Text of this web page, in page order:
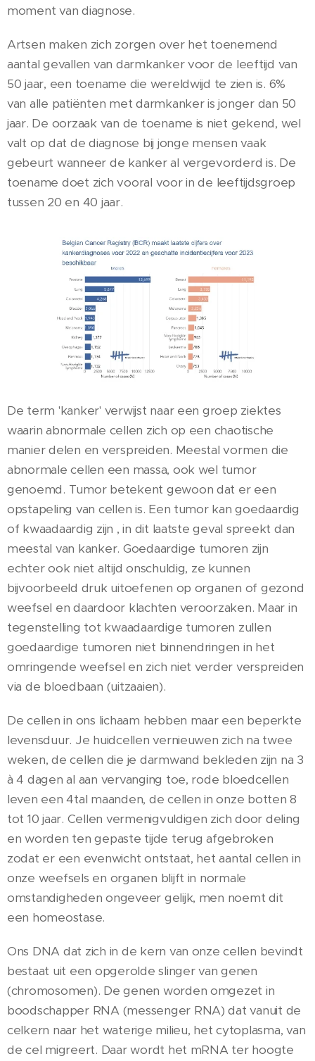
moment van diagnose.
Artsen maken zich zorgen over het toenemend
aantal gevallen van darmkanker voor de leeftijd van
50 jaar, een toename die wereldwijd te zien is. 6%
van alle patiënten met darmkanker is jonger dan 50
jaar. De oorzaak van de toename is niet gekend, wel
valt op dat de diagnose bij jonge mensen vaak
gebeurt wanneer de kanker al vergevorderd is. De
toename doet zich vooral voor in de leeftijdsgroep
tussen 20 en 40 jaar.
De term 'kanker' verwijst naar een groep ziektes
waarin abnormale cellen zich op een chaotische
manier delen en verspreiden. Meestal vormen die
abnormale cellen een massa, ook wel tumor
genoemd. Tumor betekent gewoon dat er een
opstapeling van cellen is. Een tumor kan goedaardig
of kwaadaardig zijn , in dit laatste geval spreekt dan
meestal van kanker. Goedaardige tumoren zijn
echter ook niet altijd onschuldig, ze kunnen
bijvoorbeeld druk uitoefenen op organen of gezond
weefsel en daardoor klachten veroorzaken. Maar in
tegenstelling tot kwaadaardige tumoren zullen
goedaardige tumoren niet binnendringen in het
omringende weefsel en zich niet verder verspreiden
via de bloedbaan (uitzaaien).
De cellen in ons lichaam hebben maar een beperkte
levensduur. Je huidcellen vernieuwen zich na twee
weken, de cellen die je darmwand bekleden zijn na 3
à 4 dagen al aan vervanging toe, rode bloedcellen
leven een 4tal maanden, de cellen in onze botten 8
tot 10 jaar. Cellen vermenigvuldigen zich door deling
en worden ten gepaste tijde terug afgebroken
zodat er een evenwicht ontstaat, het aantal cellen in
onze weefsels en organen blijft in normale
omstandigheden ongeveer gelijk, men noemt dit
een homeostase.
Ons DNA dat zich in de kern van onze cellen bevindt
bestaat uit een opgerolde slinger van genen
(chromosomen). De genen worden omgezet in
boodschapper RNA (messenger RNA) dat vanuit de
celkern naar het waterige milieu, het cytoplasma, van
de cel migreert. Daar wordt het mRNA ter hoogte